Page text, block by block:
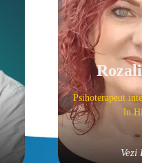
Psihoterapeut
în
Vezi